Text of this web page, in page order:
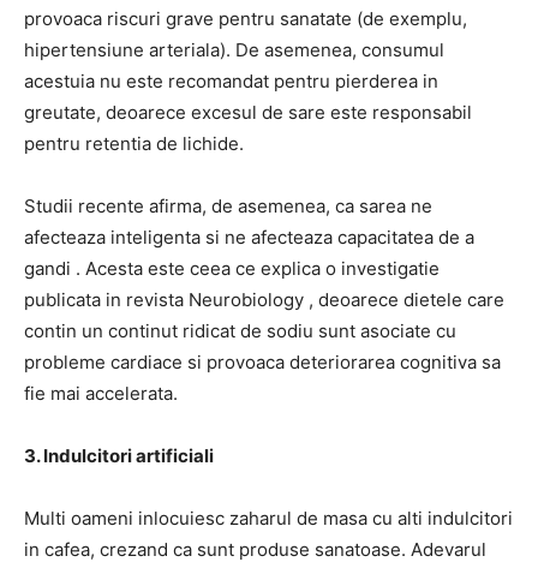
provoaca riscuri grave pentru sanatate (de exemplu,
hipertensiune arteriala). De asemenea, consumul
acestuia nu este recomandat pentru pierderea in
greutate, deoarece excesul de sare este responsabil
pentru retentia de lichide.
Studii recente afirma, de asemenea, ca sarea ne
afecteaza inteligenta si ne afecteaza capacitatea de a
gandi . Acesta este ceea ce explica o investigatie
publicata in revista Neurobiology , deoarece dietele care
contin un continut ridicat de sodiu sunt asociate cu
probleme cardiace si provoaca deteriorarea cognitiva sa
fie mai accelerata.
3. Indulcitori artificiali
Multi oameni inlocuiesc zaharul de masa cu alti indulcitori
in cafea, crezand ca sunt produse sanatoase. Adevarul